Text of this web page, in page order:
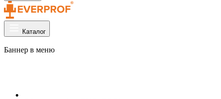
Каталог
Баннер в меню